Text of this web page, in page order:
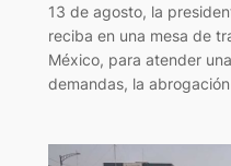
13 de agosto, la
reciba en una mesa de
México, para atender
demandas, la